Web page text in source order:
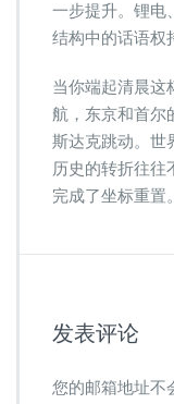
一步提升。锂电
结构中的话语权
当你端起清晨这
航，东京和首尔
斯达克跳动。世
历史的转折往往
完成了坐标重置
发表评论
您的邮箱地址不